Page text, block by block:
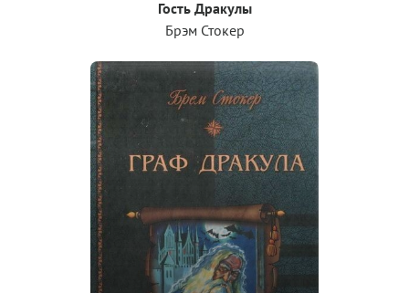
Гость Дракулы
Брэм Стокер